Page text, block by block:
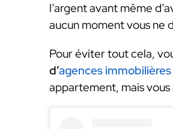
l’argent avant même
aucun moment vous ne
Pour éviter tout cela,
d’agences immobilières
appartement, mais